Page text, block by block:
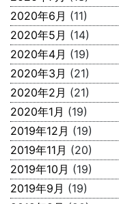
2020年6月 (11)
2020年5月 (14)
2020年4月 (19)
2020年3月 (21)
2020年2月 (21)
2020年1月 (19)
2019年12月 (19)
2019年11月 (20)
2019年10月 (19)
2019年9月 (19)